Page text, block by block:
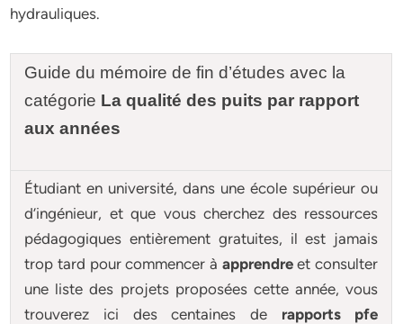
hydrauliques.
Guide du mémoire de fin d’études avec la
catégorie La qualité des puits par rapport
aux années
Étudiant en université, dans une école supérieur ou
d’ingénieur, et que vous cherchez des ressources
pédagogiques entièrement gratuites, il est jamais
trop tard pour commencer à apprendreet consulter
une liste des projets proposées cette année, vous
trouverez ici des centaines de rapports pfe